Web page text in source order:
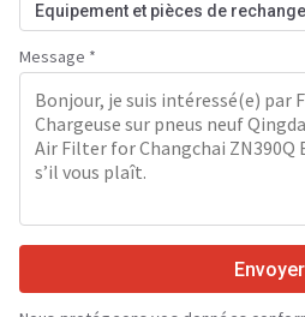
Equipement et pièces de rechange
Message *
Envoyer